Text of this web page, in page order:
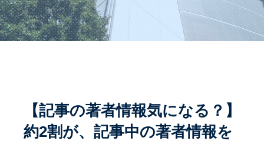
【記事の著者情報気になる？】
約2割が、記事中の著者情報を